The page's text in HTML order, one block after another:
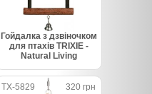
Гойдалка з дзвіночком
для птахів TRIXIE -
Natural Living
TX-5829 320 грн